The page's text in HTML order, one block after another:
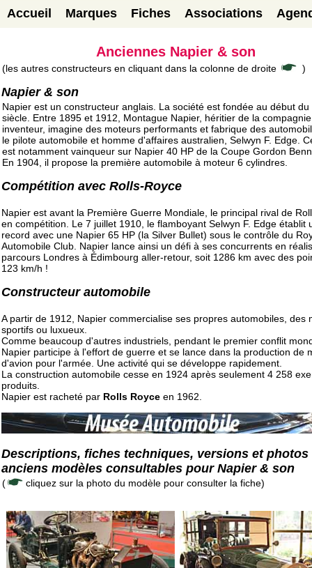
Accueil Marques Fiches Associations
Anciennes Napier & son
(les autres constructeurs en cliquant dans la colonne de droite )
Napier & son
Napier est un constructeur anglais. La société est fondée au début du
siècle. Entre 1895 et 1912, Montague Napier, héritier de la
inventeur, imagine des moteurs performants et fabrique des
le pilote automobile et homme d'affaires australien, Selwyn F. Edge.
est notamment vainqueur sur Napier 40 HP de la Coupe Gordon
En 1904, il propose la première automobile à moteur 6 cylindres.
Compétition avec Rolls-Royce
Napier est avant la Première Guerre Mondiale, le principal rival de
en compétition. Le 7 juillet 1910, le flamboyant Selwyn F. Edge établit
record avec une Napier 65 HP (la Silver Bullet) sous le contrôle du
Automobile Club. Napier lance ainsi un défi à ses concurrents en
parcours Londres à Édimbourg aller-retour, soit 1286 km avec des
123 km/h !
Constructeur automobile
A partir de 1912, Napier commercialise ses propres automobiles, des
sportifs ou luxueux.
Comme beaucoup d'autres industriels, pendant le premier conflit
Napier participe à l'effort de guerre et se lance dans la production de
d'avion pour l'armée. Une activité qui se développe rapidement.
La construction automobile cesse en 1924 après seulement 4 258
produits.
Napier est racheté par Rolls Royce en 1962.
Descriptions, fiches techniques, versions et photos
anciens modèles consultables pour Napier & son
( cliquez sur la photo du modèle pour consulter la fiche)